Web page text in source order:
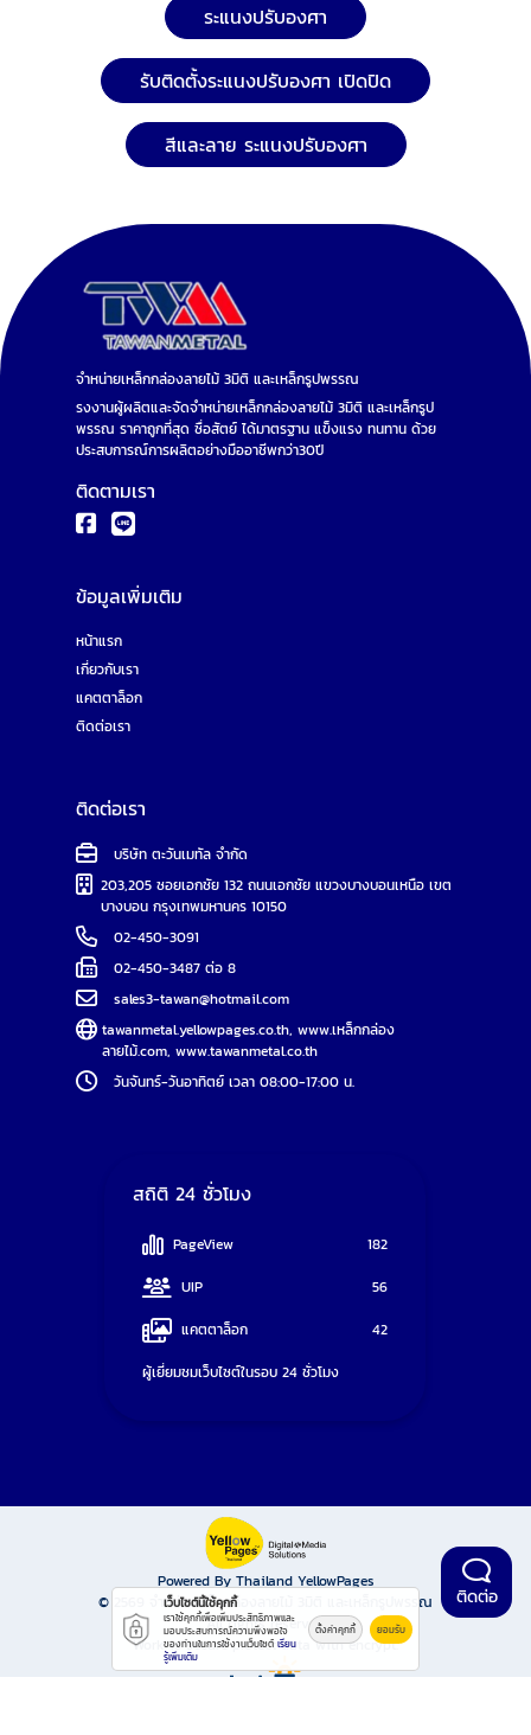
ระแนงปรับองศา
รับติดตั้งระแนงปรับองศา เปิดปิด
สีและลาย ระแนงปรับองศา
จำหน่ายเหล็กกล่องลายไม้ 3มิติ และเหล็กรูปพรรณ
รงงานผู้ผลิตและจัดจำหน่ายเหล็กกล่องลายไม้ 3มิติ และเหล็กรูป
พรรณ ราคาถูกที่สุด ซื่อสัตย์ ได้มาตรฐาน แข็งแรง ทนทาน ด้วย
ประสบการณ์การผลิตอย่างมืออาชีพกว่า30ปี
ติดตามเรา
ข้อมูลเพิ่มเติม
หน้าแรก
เกี่ยวกับเรา
แคตตาล็อก
ติดต่อเรา
ติดต่อเรา
บริษัท ตะวันเมทัล จำกัด
203,205 ซอยเอกชัย 132 ถนนเอกชัย แขวงบางบอนเหนือ เขต
บางบอน กรุงเทพมหานคร 10150
02-450-3091
02-450-3487 ต่อ 8
sales3-tawan@hotmail.com
tawanmetal.yellowpages.co.th,www.เหล็กกล่อง
ลายไม้.com,www.tawanmetal.co.th
วันจันทร์-วันอาทิตย์ เวลา 08:00-17:00 น.
สถิติ 24 ชั่วโมง
PageView
182
UIP
56
แคตตาล็อก
42
ผู้เยี่ยมชมเว็บไซต์ในรอบ 24 ชั่วโมง
Powered By Thailand YellowPages
© 2569
จำหน่ายเหล็กกล่องลายไม้ 3มิติ และเหล็กรูปพรรณ
All rights reserved.
Work is secure protect data with encrypt.
ติดต่อ
เว็บไซต์นี้ใช้คุกกี้
เราใช้คุกกี้เพื่อเพิ่มประสิทธิภาพและ
มอบประสบการณ์ความพึงพอใจ
ของท่านในการใช้งานเว็บไซต์ เรียน
รู้เพิ่มเติม
ตั้งค่าคุกกี้ ยอมรับ